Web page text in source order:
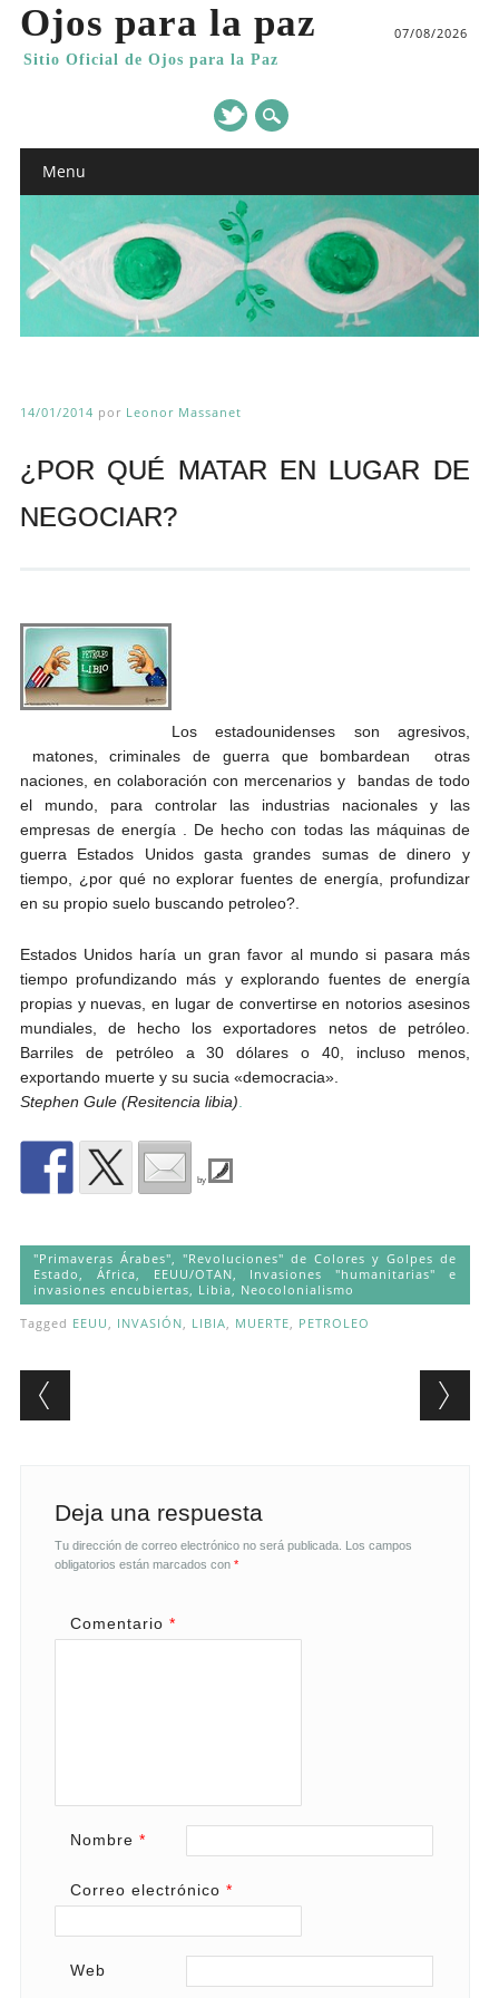
Ojos para la paz
Sitio Oficial de Ojos para la Paz
07/08/2026
Main menu
Menu
14/01/2014 por Leonor Massanet
¿POR QUÉ MATAR EN LUGAR DE
NEGOCIAR?
Los estadounidenses son agresivos,
matones, criminales de guerra que bombardean otras
naciones, en colaboración con mercenarios y bandas de todo
el mundo, para controlar las industrias nacionales y las
empresas de energía . De hecho con todas las máquinas de
guerra Estados Unidos gasta grandes sumas de dinero y
tiempo, ¿por qué no explorar fuentes de energía, profundizar
en su propio suelo buscando petroleo?.
Estados Unidos haría un gran favor al mundo si pasara más
tiempo profundizando más y explorando fuentes de energía
propias y nuevas, en lugar de convertirse en notorios asesinos
mundiales, de hecho los exportadores netos de petróleo.
Barriles de petróleo a 30 dólares o 40, incluso menos,
exportando muerte y su sucia «democracia».
Stephen Gule (Resitencia libia)
by
"Primaveras Árabes", "Revoluciones" de Colores y Golpes de
Estado
África EEUU/OTAN
Invasiones "humanitarias" e
invasiones encubiertas
Libia
Neocolonialismo
Tagged EEUU INVASIÓN LIBIA MUERTE PETROLEO
Post navigation
Deja una respuesta
Tu dirección de correo electrónico no será publicada. Los campos
obligatorios están marcados con *
Comentario *
Nombre *
Correo electrónico *
Web